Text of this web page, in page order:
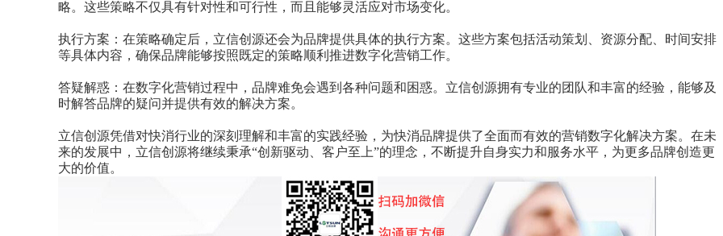
略。这些策略不仅具有针对性和可行性，而且能够灵活应对市场变化。
执行方案：在策略确定后，立信创源还会为品牌提供具体的执行方案。这些方案包括活动策划、资源分配、时间安排
等具体内容，确保品牌能够按照既定的策略顺利推进数字化营销工作。
答疑解惑：在数字化营销过程中，品牌难免会遇到各种问题和困惑。立信创源拥有专业的团队和丰富的经验，能够及
时解答品牌的疑问并提供有效的解决方案。
立信创源凭借对快消行业的深刻理解和丰富的实践经验，为快消品牌提供了全面而有效的营销数字化解决方案。在未
来的发展中，立信创源将继续秉承“创新驱动、客户至上”的理念，不断提升自身实力和服务水平，为更多品牌创造更
大的价值。